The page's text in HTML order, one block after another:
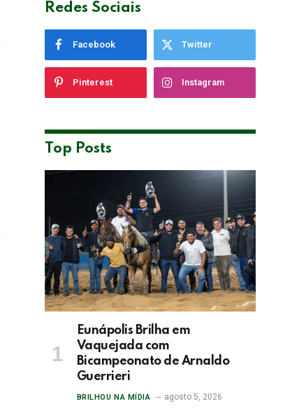
Redes Sociais
Facebook Twitter
Pinterest Instagram
Top Posts
Eunápolis Brilha em
Vaquejada com
Bicampeonato de Arnaldo
Guerrieri
BRILHOU NA MÍDIA agosto 5, 2026